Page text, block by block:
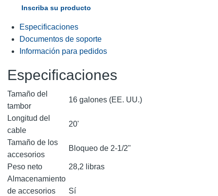
Inscriba su producto
Especificaciones
Documentos de soporte
Información para pedidos
Especificaciones
Tamaño del
tambor
16 galones (EE. UU.)
Longitud del
cable
20'
Tamaño de los
accesorios
Bloqueo de 2-1/2"
Peso neto
28,2 libras
Almacenamiento
de accesorios
Sí